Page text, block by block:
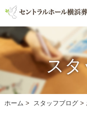
ス
ホーム > スタッフブログ>